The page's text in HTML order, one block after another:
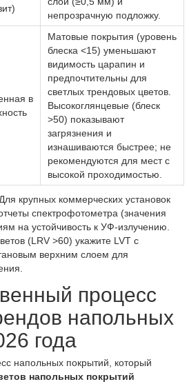
непрозрачную подложку.
в
Матовые покрытия (уровень
блеска <15) уменьшают
видимость царапин и
предпочтительны для
светлых трендовых цветов.
Высокоглянцевые (блеск
>50) показывают
загрязнения и
изнашиваются быстрее; не
рекомендуются для мест с
высокой проходимостью.
крупных коммерческих установок
спектрофотометра (значения
на устойчивость к УФ-излучению.
(LRV >60) укажите LVT с
верхним слоем для
процесс
напольных
года
напольных покрытий, который
напольных покрытий